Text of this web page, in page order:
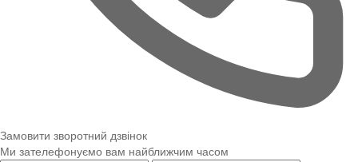
Замовити зворотний дзвінок
Ми зателефонуємо вам найближчим часом